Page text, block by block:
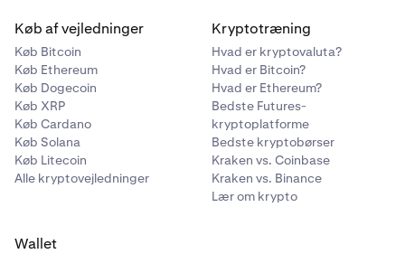
Køb af vejledninger
Køb Bitcoin
Køb Ethereum
Køb Dogecoin
Køb XRP
Køb Cardano
Køb Solana
Køb Litecoin
Alle kryptovejledninger
Kryptotræning
Hvad er kryptovaluta?
Hvad er Bitcoin?
Hvad er Ethereum?
Bedste Futures-
kryptoplatforme
Bedste kryptobørser
Kraken vs. Coinbase
Kraken vs. Binance
Lær om krypto
Wallet